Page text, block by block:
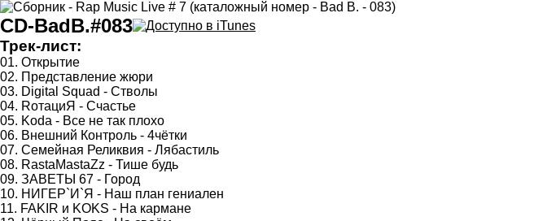
CD-BadB.#083
Трек-лист:
01. Открытие
02. Представление жюри
03. Digital Squad - Стволы
04. RотациЯ - Счастье
05. Koda - Все не так плохо
06. Внешний Контроль - 4чётки
07. Семейная Реликвия - Лябастиль
08. RastaMastaZz - Тише будь
09. ЗАВЕТЫ 67 - Город
10. НИГЕР`И`Я - Наш план гениален
11. FAKIR и KOKS - На кармане